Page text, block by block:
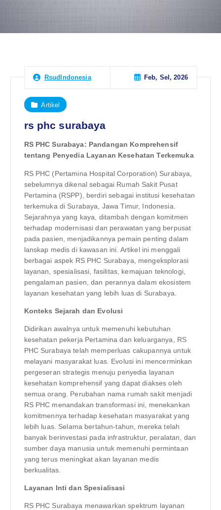
RsudIndonesia Feb, Sel, 2026
Artikel
rs phc surabaya
RS PHC Surabaya: Pandangan Komprehensif
tentang Penyedia Layanan Kesehatan Terkemuka
RS PHC (Pertamina Hospital Corporation) Surabaya,
sebelumnya dikenal sebagai Rumah Sakit Pusat
Pertamina (RSPP), berdiri sebagai institusi kesehatan
terkemuka di Surabaya, Jawa Timur, Indonesia.
Sejarahnya yang kaya, ditambah dengan komitmen
terhadap modernisasi dan perawatan yang berpusat
pada pasien, menjadikannya pemain penting dalam
lanskap medis di kawasan ini. Artikel ini menggali
berbagai aspek RS PHC Surabaya, mengeksplorasi
layanan, spesialisasi, fasilitas, kemajuan teknologi,
pengalaman pasien, dan perannya dalam ekosistem
layanan kesehatan yang lebih luas di Surabaya.
Konteks Sejarah dan Evolusi
Didirikan awalnya untuk memenuhi kebutuhan
kesehatan pekerja Pertamina dan keluarganya, RS
PHC Surabaya telah memperluas cakupannya untuk
melayani masyarakat luas. Evolusi ini mencerminkan
pergeseran strategis menuju penyedia layanan
kesehatan komprehensif yang dapat diakses oleh
semua orang. Perubahan nama rumah sakit menjadi
RS PHC menandakan transformasi ini, menekankan
komitmennya terhadap kesehatan masyarakat yang
lebih luas. Selama bertahun-tahun, mereka telah
banyak berinvestasi pada infrastruktur, peralatan, dan
sumber daya manusia untuk memenuhi permintaan
yang terus meningkat akan layanan medis
berkualitas.
Layanan Inti dan Spesialisasi
RS PHC Surabaya menawarkan spektrum layanan